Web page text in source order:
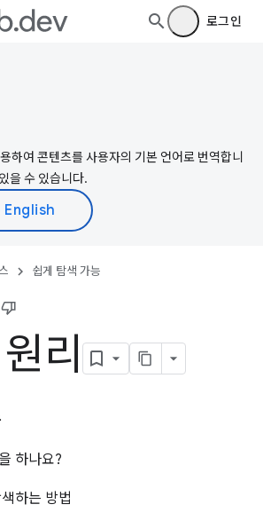
로그인
하여 콘텐츠를 사용자의 기본 언어로 번역합니
을 수 있습니다.
쉽게 탐색 가능
리
하나요?
하는 방법